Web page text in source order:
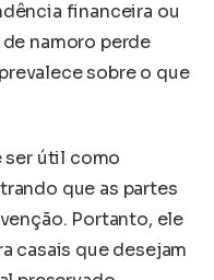
financeira ou
namoro perde
sobre o que
ser útil como
que as partes
Portanto, ele
casais que desejam